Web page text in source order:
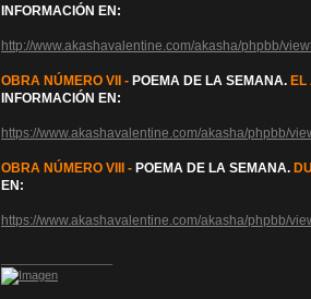
INFORMACIÓN EN:
http://www.akashavalentine.com/akasha/phpbb/
OBRA NÚMERO VII - POEMA DE LA SEMANA.
INFORMACIÓN EN:
https://www.akashavalentine.com/akasha/phpbb/
OBRA NÚMERO VIII - POEMA DE LA SEMANA.
EN:
https://www.akashavalentine.com/akasha/phpbb/